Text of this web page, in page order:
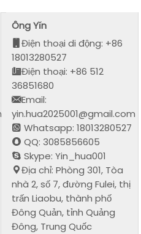
Ông Yǐn
Điện thoại di động: +86
18013280527
Điện thoại: +86 512
36851680
Email:
yin.hua2025001@gmail.com
Whatsapp: 18013280527
QQ: 3085856605
Skype: Yin_hua001
Địa chỉ: Phòng 301, Tòa
nhà 2, số 7, đường Fulei, thị
trấn Liaobu, thành phố
Đông Quản, tỉnh Quảng
Đông, Trung Quốc